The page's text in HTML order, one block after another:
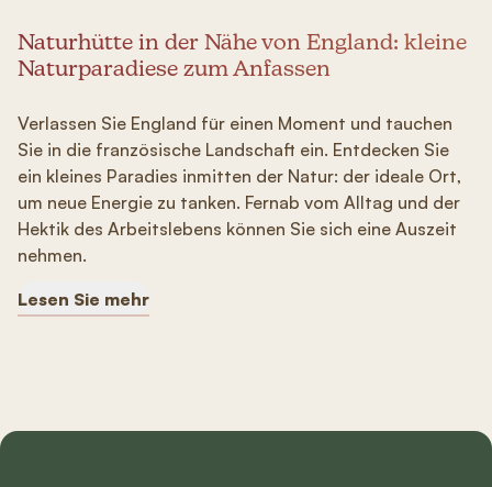
Naturhütte in der Nähe von England: kleine
Naturparadiese zum Anfassen
Verlassen Sie England für einen Moment und tauchen
Sie in die französische Landschaft ein. Entdecken Sie
ein kleines Paradies inmitten der Natur: der ideale Ort,
um neue Energie zu tanken. Fernab vom Alltag und der
Hektik des Arbeitslebens können Sie sich eine Auszeit
nehmen.
Lesen Sie mehr